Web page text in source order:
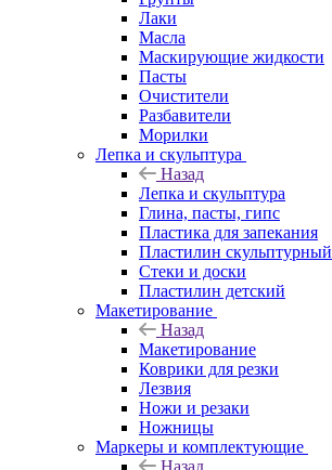
Лаки
Масла
Маскирующие жидкости
Пасты
Очистители
Разбавители
Морилки
Лепка и скульптура
Назад
Лепка и скульптура
Глина, пасты, гипс
Пластика для запекания
Пластилин скульптурный
Стеки и доски
Пластилин детский
Макетирование
Назад
Макетирование
Коврики для резки
Лезвия
Ножи и резаки
Ножницы
Маркеры и комплектующие
Назад